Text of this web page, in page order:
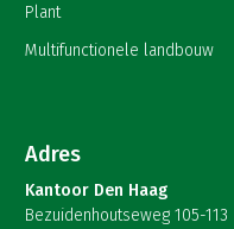
Plant
Multifunctionele landbouw
Adres
Kantoor Den Haag
Bezuidenhoutseweg 105-113